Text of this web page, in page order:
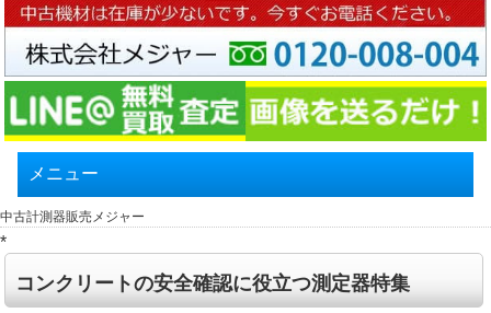
メニュー
中古計測器販売メジャー
*
コンクリートの安全確認に役立つ測定器特集